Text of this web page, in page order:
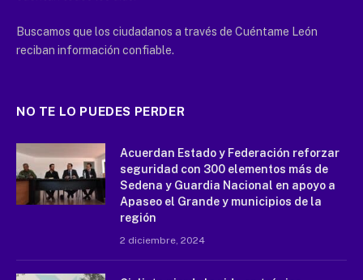
Buscamos que los ciudadanos a través de Cuéntame León
reciban información confiable.
NO TE LO PUEDES PERDER
Acuerdan Estado y Federación reforzar
seguridad con 300 elementos más de
Sedena y Guardia Nacional en apoyo a
Apaseo el Grande y municipios de la
región
2 diciembre, 2024